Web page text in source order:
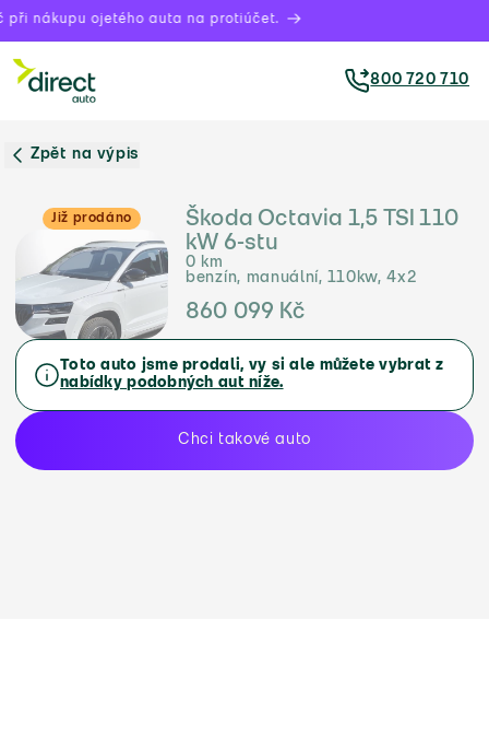
nákupu ojetého auta na protiúčet.
800 720 710
Zpět na výpis
Již prodáno
Škoda Octavia 1,5 TSI 110
kW 6-stu
0 km
benzín, manuální, 110kw, 4x2
860 099 Kč
Toto auto jsme prodali, vy si ale můžete vybrat z
nabídky podobných aut níže.
Chci takové auto